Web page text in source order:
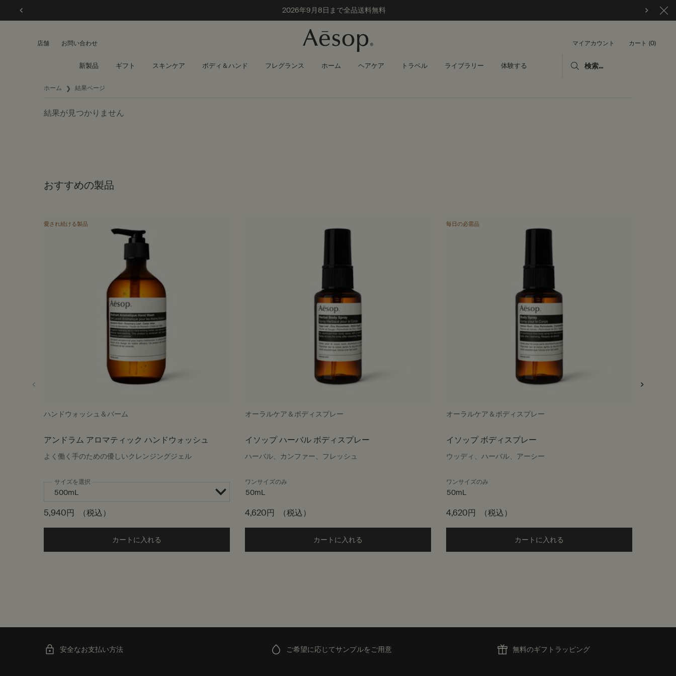
カスタマーサービス休業のお知らせ
店舗 お問い合わせ マイアカウント カート 0
0 カート内の製品
新製品 ギフト スキンケア ボディ＆ハンド フレグランス ホーム ヘアケア トラベル ライブラリー 体験する 検索...
ホーム 結果ページ
結果が見つかりません
おすすめの製品
愛され続ける製品
ハンドウォッシュ＆バーム
アンドラム アロマティック ハンドウォッシュ
よく働く手のための優しいクレンジングジェル
サイズを選択
5,940円 （税込）
カートに入れる Add the アンドラム アロマティック ハンドウォッシュ to cart
オーラルケア＆ボディスプレー
イソップ ハーバル ボディスプレー
ハーバル、カンファー、フレッシュ
ワンサイズのみ
50mL
4,620円 （税込）
カートに入れる Add the イソップ ハーバル ボディスプレー to cart
毎日の必需品
オーラルケア＆ボディスプレー
イソップ ボディスプレー
ウッディ、ハーバル、アーシー
ワンサイズのみ
50mL
4,620円 （税込）
カートに入れる
安全なお支払い方法 ご希望に応じてサンプルをご用意 無料のギフトラッピング